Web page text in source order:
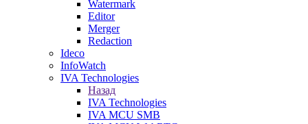
Watermark
Editor
Merger
Redaction
Ideco
InfoWatch
IVA Technologies
Назад
IVA Technologies
IVA MCU SMB